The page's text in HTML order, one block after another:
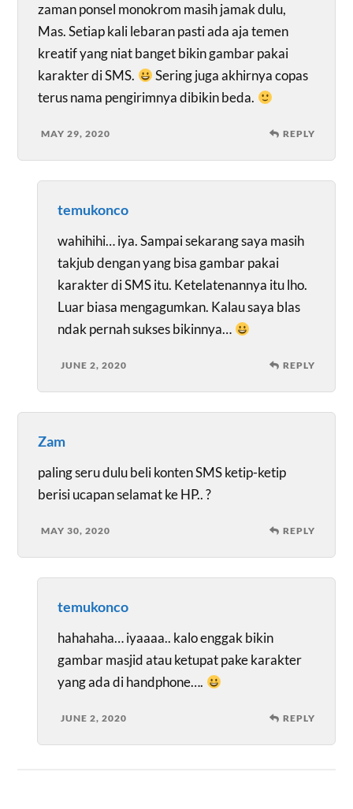
zaman ponsel monokrom masih jamak dulu,
Mas. Setiap kali lebaran pasti ada aja temen
kreatif yang niat banget bikin gambar pakai
karakter di SMS.
Sering juga akhirnya copas
terus nama pengirimnya dibikin beda.
MAY 29, 2020 REPLY
temukonco
wahihihi… iya. Sampai sekarang saya masih
takjub dengan yang bisa gambar pakai
karakter di SMS itu. Ketelatenannya itu lho.
Luar biasa mengagumkan. Kalau saya blas
ndak pernah sukses bikinnya…
JUNE 2, 2020 REPLY
Zam
paling seru dulu beli konten SMS ketip-ketip
berisi ucapan selamat ke HP.. ?
MAY 30, 2020 REPLY
temukonco
hahahaha… iyaaaa.. kalo enggak bikin
gambar masjid atau ketupat pake karakter
yang ada di handphone….
JUNE 2, 2020 REPLY